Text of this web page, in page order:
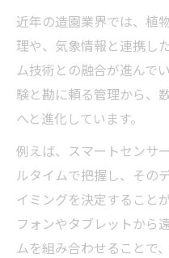
近年の造園業界では、植
理や、気象情報と連携し
ム技術との融合が進んで
験と勘に頼る管理から、
へと進化しています。
例えば、スマートセンサ
ルタイムで把握し、その
イミングを決定すること
フォンやタブレットから
ムを組み合わせることで